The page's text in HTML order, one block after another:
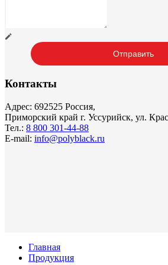
Контакты
Адрес: 692525 Россия,
Приморский край г. Уссурийск, ул.
Тел.: 8 800 301-44-88
E-mail: info@polyblack.ru
Главная
Продукция